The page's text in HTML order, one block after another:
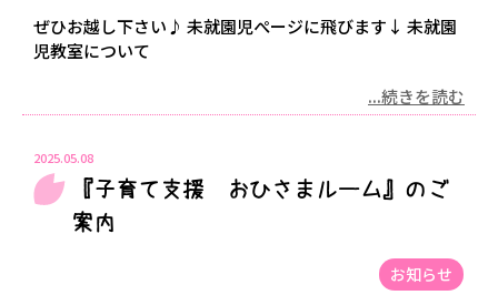
ぜひお越し下さい♪ 未就園児ぺージに飛びます↓ 未就園
児教室について
...続きを読む
2025.05.08
『子育て支援 おひさまルーム』のご
案内
お知らせ